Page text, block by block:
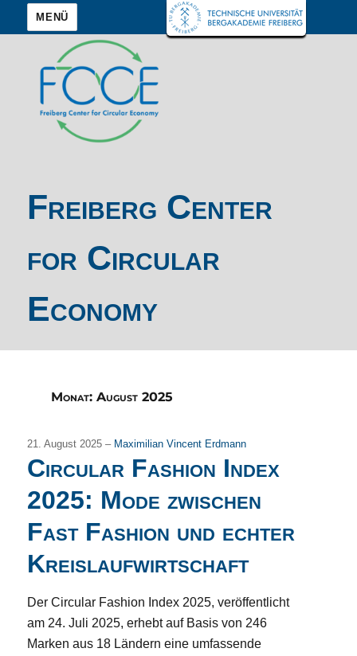
MENÜ
Freiberg Center
for Circular
Economy
Monat: August 2025
21. August 2025 – Maximilian Vincent Erdmann
Circular Fashion Index
2025: Mode zwischen
Fast Fashion und echter
Kreislaufwirtschaft
Der Circular Fashion Index 2025, veröffentlicht
am 24. Juli 2025, erhebt auf Basis von 246
Marken aus 18 Ländern eine umfassende